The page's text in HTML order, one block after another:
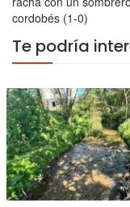
cordobés (1-0)
Te podría